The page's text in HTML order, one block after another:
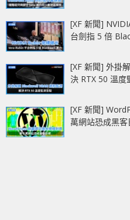
[XF 新聞]
台劍指 5 倍
[XF 新聞] 外掛
決 RTX 50 溫度
[XF 新聞]
萬網站恐成黑客